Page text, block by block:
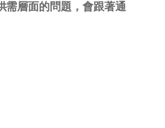
需層面的問題，會跟著通